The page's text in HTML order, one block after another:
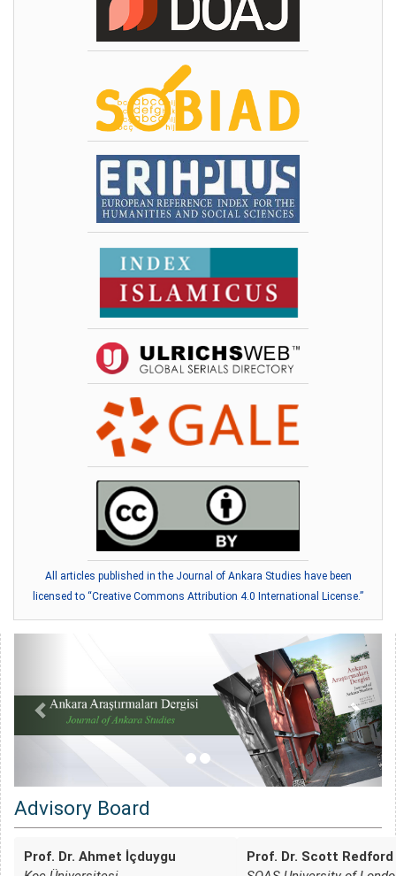
All articles published in the Journal of Ankara Studies have been
licensed to “Creative Commons Attribution 4.0 International License.”
Advisory Board
Prof. Dr. Ahmet İçduygu
Prof. Dr. Scott Redford